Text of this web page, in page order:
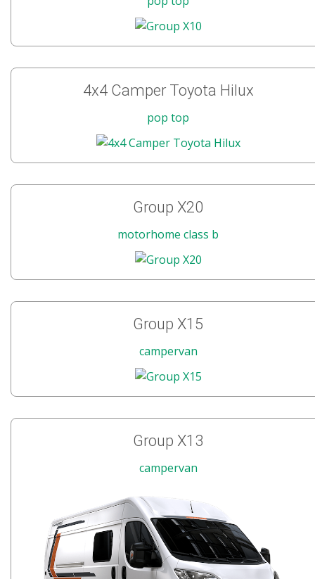
4x4 Camper Toyota Hilux
pop top
Group X20
motorhome class b
Group X15
campervan
Group X13
campervan